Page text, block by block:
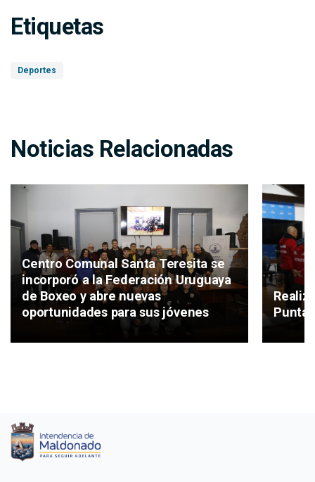
Etiquetas
Deportes
Noticias Relacionadas
Centro Comunal Santa Teresita se
incorporó a la Federación Uruguaya
de Boxeo y abre nuevas
oportunidades para sus jóvenes
Punta